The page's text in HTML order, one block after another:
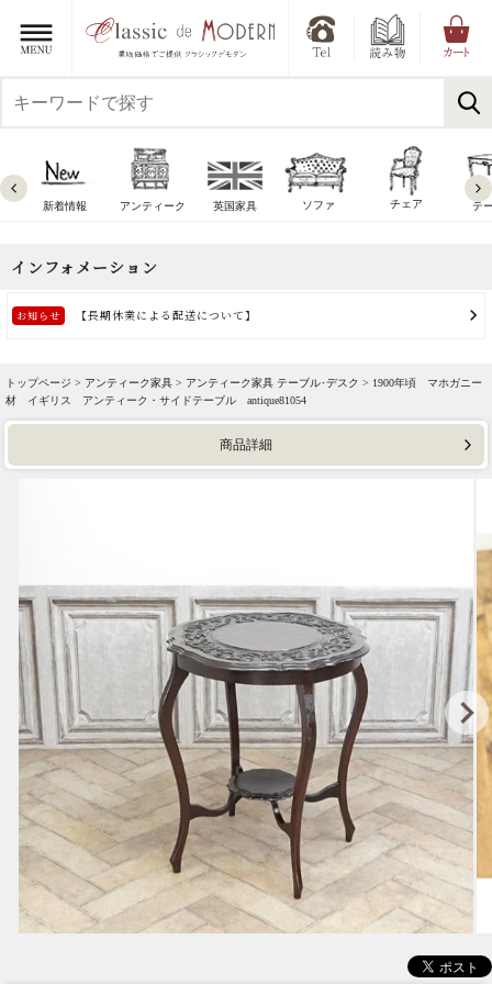
新着情報 アンティーク 英国家具 ソファ チェア テ
トップページ > アンティーク家具 > アンティーク家具 テーブル･デスク > 1900年頃 マホガニー
材 イギリス アンティーク・サイドテーブル antique81054
商品詳細